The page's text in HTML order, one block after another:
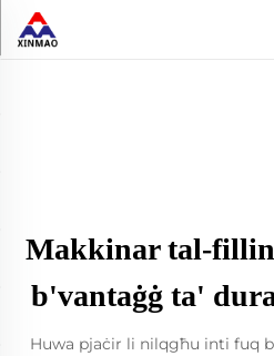
Makkinar tal-
b'vantaġġ ta'
Huwa pjaċir li nilqgħu inti fuq